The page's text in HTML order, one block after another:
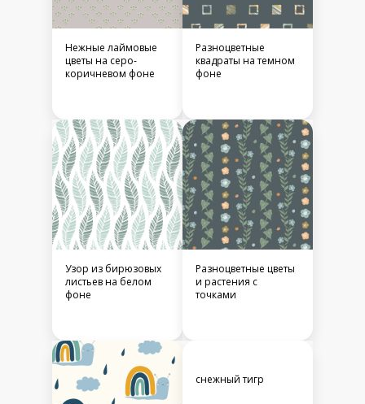
Нежные лаймовые
цветы на серо-
коричневом фоне
Разноцветные
квадраты на темном
фоне
Узор из бирюзовых
листьев на белом
фоне
Разноцветные цветы
и растения с
точками
снежный тигр